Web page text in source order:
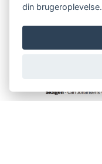
din brugeroplevelse.